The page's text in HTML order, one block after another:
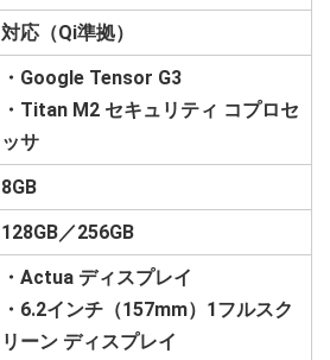
対応（Qi準拠）
・Google Tensor G3
・Titan M2 セキュリティ コプロセ
ッサ
8GB
128GB／256GB
・Actua ディスプレイ
・6.2インチ（157mm）1フルスク
リーン ディスプレイ